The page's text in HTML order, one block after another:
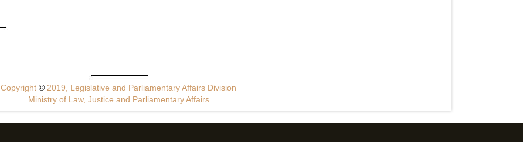
Copyright© 2019, Legislative and Parliamentary Affairs Division
Ministry of Law, Justice and Parliamentary Affairs